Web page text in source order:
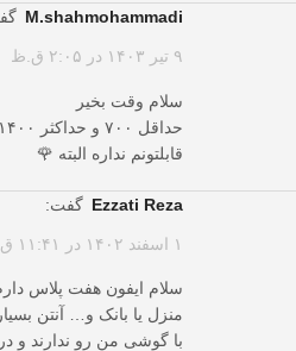
m.shahmohammadi
۹ تیر ۱۴۰۳ در ۲:۰۵ ق.ظ
سلام وقت بخیر
حداقل ۷۰۰ و حداکثر ۱۴۰۰
قابلتونم نداره البته 🌹
Ezzati Reza گفت:
۱ اسفند ۱۴۰۲ در ۱۱:۴۱ ق.ظ
سلام ایفون هفت پلاس
منزل یا بانک و… آنتن
با گوشی من رو ندارند و